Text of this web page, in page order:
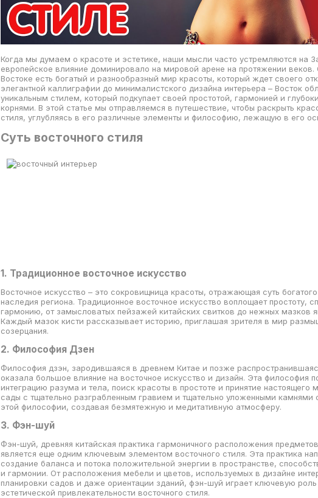
Когда мы думаем о красоте и эстетике, наши мысли часто устремляются на
европейское влияние доминировало на мировой арене на протяжении веков.
Востоке есть богатый и разнообразный мир красоты, который ждет своего
элегантной каллиграфии до минималистского дизайна интерьера – Восток
уникальным стилем, который подкупает своей простотой, гармонией и
корнями. В этой статье мы отправляемся в путешествие, чтобы раскрыть
стиля, углубляясь в его различные элементы и философию, лежащую в его
Суть восточного стиля
1. Традиционное восточное искусство
Восточное искусство – это сокровищница красоты, отражающая суть богатого
наследия региона. Традиционное восточное искусство воплощает простоту,
гармонию, от замысловатых пейзажей китайских свитков до нежных мазков
Каждый мазок кисти рассказывает историю, приглашая зрителя в мир
созерцания.
2. Философия Дзен
Философия дзэн, зародившаяся в древнем Китае и позже
оказала большое влияние на восточное искусство и дизайн. Эта философия
интеграцию разума и тела, поиск красоты в простоте и принятие настоящего
сады с тщательно разграбленным гравием и тщательно уложенными
этой философии, создавая безмятежную и медитативную атмосферу.
3. Фэн-шуй
Фэн-шуй, древняя китайская практика гармоничного расположения
является еще одним ключевым элементом восточного стиля. Эта практика
создание баланса и потока положительной энергии в пространстве,
и гармонии. От расположения мебели и цветов, используемых в дизайне
планировки садов и даже ориентации зданий, фэн-шуй играет ключевую
эстетической привлекательности восточного стиля.